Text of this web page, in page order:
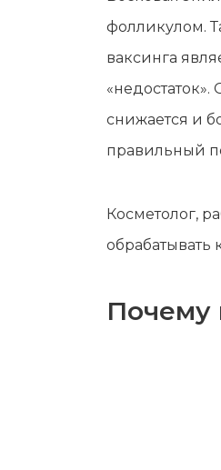
фолликулом.
ваксинга
снижается и
правильный
Косметолог,
Почему